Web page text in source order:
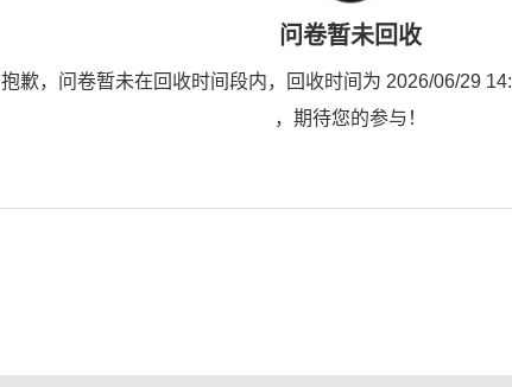
问卷暂未回收
抱歉，问卷暂未在回收时间段内，回收时间为 2026/06/29
，期待您的参与！